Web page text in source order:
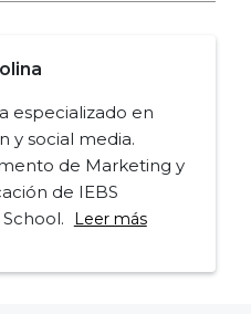
especializado en
y social media.
de Marketing y
de IEBS
Leer más